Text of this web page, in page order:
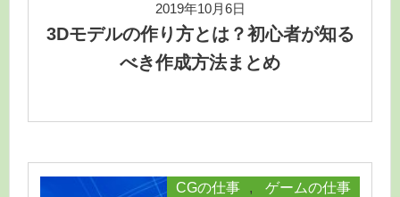
2019年10月6日
3Dモデルの作り方とは？初心者が知る
べき作成方法まとめ
CGの仕事 , ゲームの仕事